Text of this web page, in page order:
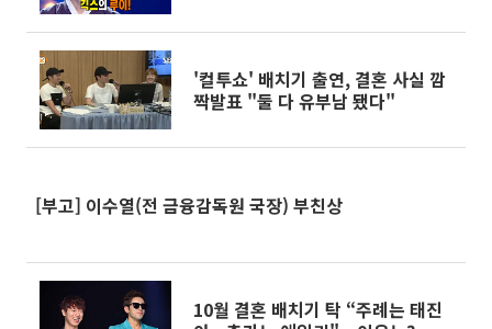
'컬투쇼' 배치기 출연, 결혼 사실 깜
짝발표 "둘 다 유부남 됐다"
[부고] 이수열(전 금융감독원 국장) 부친상
10월 결혼 배치기 탁 “주례는 태진